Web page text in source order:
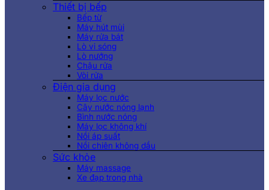
Thiết bị bếp
Bếp từ
Máy hút mùi
Máy rửa bát
Lò vi sóng
Lò nướng
Chậu rửa
Vòi rửa
Điện gia dụng
Máy lọc nước
Cây nước nóng lạnh
Bình nước nóng
Máy lọc không khí
Nồi áp suất
Nồi chiên không dầu
Sức khỏe
Máy massage
Xe đạp trong nhà